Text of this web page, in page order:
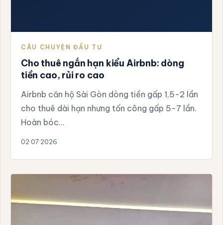
CÂU CHUYỆN ĐẦU TƯ
Cho thuê ngắn hạn kiểu Airbnb: dòng
tiền cao, rủi ro cao
Airbnb căn hộ Sài Gòn dòng tiền gấp 1,5-2 lần
cho thuê dài hạn nhưng tốn công gấp 5-7 lần.
Hoàn bóc…
02·07·2026